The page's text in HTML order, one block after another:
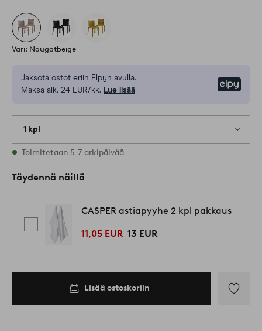
Väri: Nougatbeige
Jaksota ostot eriin Elpyn avulla.
Maksa alk. 24 EUR/kk. Lue lisää
1 kpl
Varastossa
Toimitetaan 5-7 arkipäivää
Täydennä näillä
CASPER astiapyyhe 2 kpl pakkaus
11,05 EUR 13 EUR
Lisää ostoskoriin